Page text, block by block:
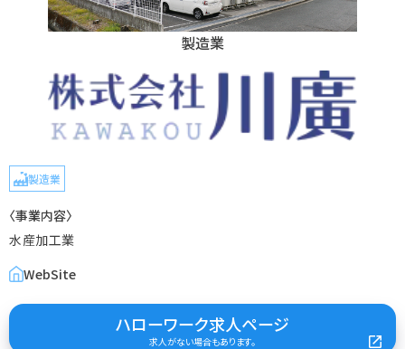
製造業
製造業
〈事業内容〉
水産加工業
WebSite
ハローワーク求人ページ
求人がない場合もあります。